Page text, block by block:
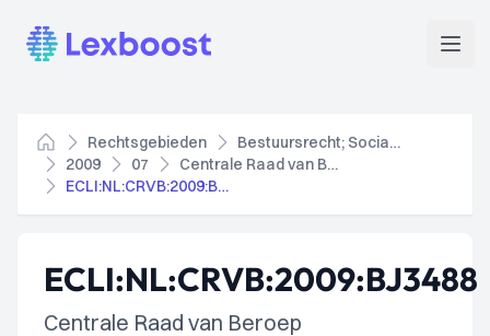
Lexboost
Home
Rechtsgebieden
Bestuursrecht; Socialezekerheidsrecht
2009
07
Centrale Raad van Beroep
ECLI:NL:CRVB:2009:BJ3488
ECLI:NL:CRVB:2009:BJ3488
Centrale Raad van Beroep